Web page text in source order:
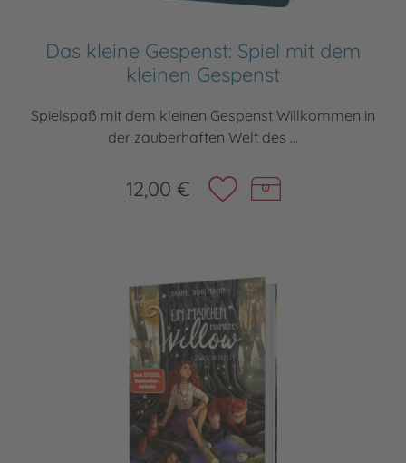
Das kleine Gespenst: Spiel mit dem
kleinen Gespenst
Spielspaß mit dem kleinen Gespenst Willkommen in
der zauberhaften Welt des ...
12,00 €